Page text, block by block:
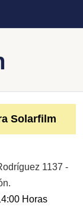
Solarfilm
1137 -
Horas